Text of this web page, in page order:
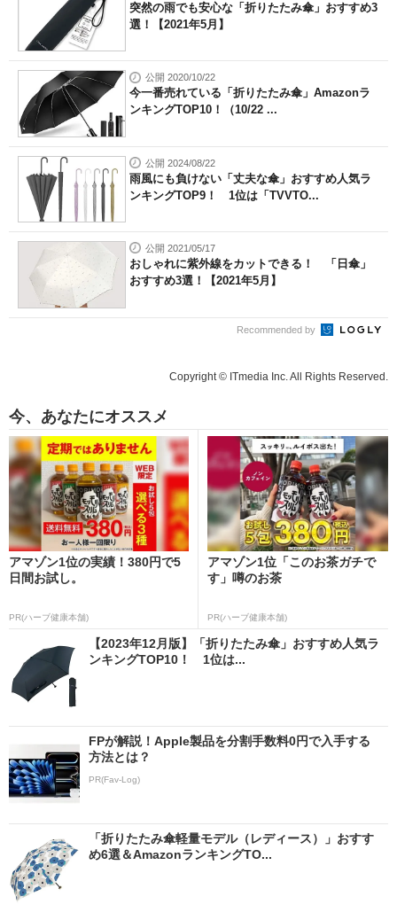
突然の雨でも安心な「折りたたみ傘」おすすめ3
選！【2021年5月】
公開 2020/10/22
今一番売れている「折りたたみ傘」Amazonラ
ンキングTOP10！（10/22 ...
公開 2024/08/22
雨風にも負けない「丈夫な傘」おすすめ人気ラ
ンキングTOP9！ 1位は「TVVTO...
公開 2021/05/17
おしゃれに紫外線をカットできる！ 「日傘」
おすすめ3選！【2021年5月】
Recommended by
Copyright © ITmedia Inc. All Rights Reserved.
今、あなたにオススメ
アマゾン1位の実績！380円で5
日間お試し。
PR(ハーブ健康本舗)
アマゾン1位「このお茶ガチで
す」噂のお茶
PR(ハーブ健康本舗)
【2023年12月版】「折りたたみ傘」おすすめ人気ラ
ンキングTOP10！ 1位は...
FPが解説！Apple製品を分割手数料0円で入手する
方法とは？
PR(Fav-Log)
「折りたたみ傘軽量モデル（レディース）」おすす
め6選＆AmazonランキングTO...